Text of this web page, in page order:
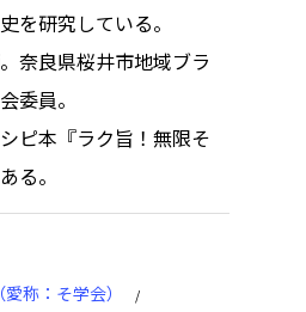
を研究している。
奈良県桜井市地域ブラ
委員。
ピ本『ラク旨！無限そ
る。
称：そ学会）